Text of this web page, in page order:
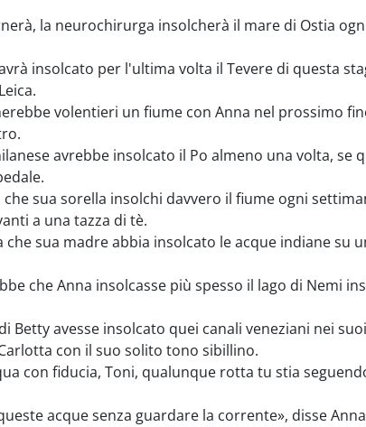
la neurochirurga insolcherà il mare di Ostia
insolcato per l'ultima volta il Tevere di questa
volentieri un fiume con Anna nel prossimo
avrebbe insolcato il Po almeno una volta,
sua sorella insolchi davvero il fiume ogni
a una tazza di tè.
che sua madre abbia insolcato le acque indiane su
che Anna insolcasse più spesso il lago di Nemi
Betty avesse insolcato quei canali veneziani nei
con il suo solito tono sibillino.
con fiducia, Toni, qualunque rotta tu stia
acque senza guardare la corrente», disse